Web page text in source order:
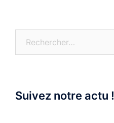
Suivez notre actu !